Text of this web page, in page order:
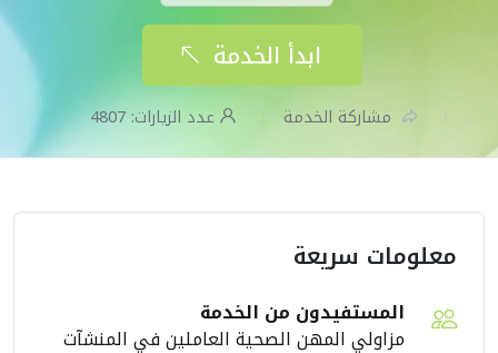
ابدأ الخدمة
مشاركة الخدمة عدد الزيارات: 4807
معلومات سريعة
المستفيدون من الخدمة
مزاولي المهن الصحية العاملين في المنشآت